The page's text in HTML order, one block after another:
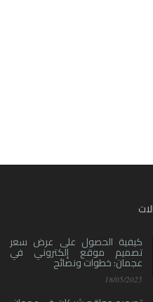
كيفية الحصول على عرض سعر
تصميم موقع إلكتروني في
عجمان: خطوات ونصائح
18/05/2025